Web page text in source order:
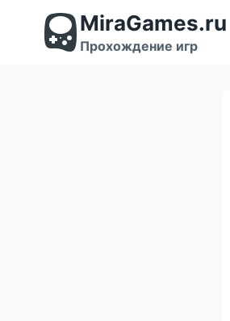
содержимому
MiraGames.ru
Прохождение игр